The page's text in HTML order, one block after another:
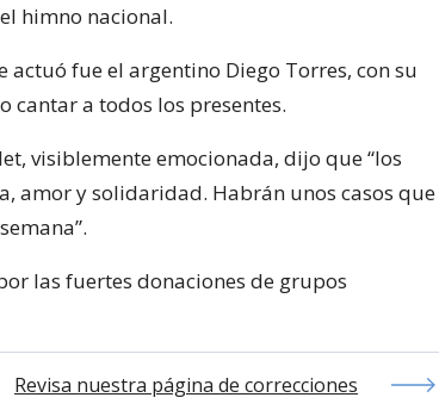
himno nacional.
fue el argentino Diego Torres, con su
cantar a todos los presentes.
visiblemente emocionada, dijo que “los
amor y solidaridad. Habrán unos casos que
las fuertes donaciones de grupos
Revisa nuestra página de correcciones